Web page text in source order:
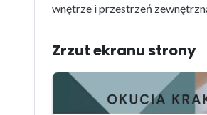
wnętrze i przestrzeń
Zrzut ekranu strony